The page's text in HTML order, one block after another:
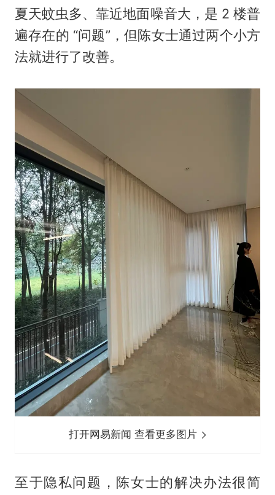
夏天蚊虫多、靠近地面噪音大，是 2 楼普
遍存在的 “问题”，但陈女士通过两个小方
法就进行了改善。
打开网易新闻 查看更多图片
至于隐私问题，陈女士的解决办法很简